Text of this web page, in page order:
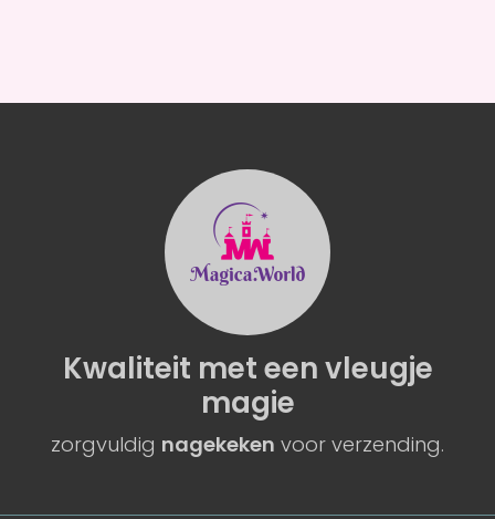
Kwaliteit met eenvleugje
magie
zorgvuldig nagekeken voor verzending.